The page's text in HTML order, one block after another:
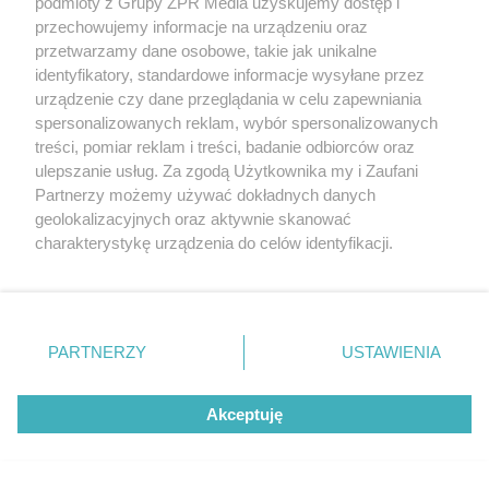
o tym problemie. Sposób na
pociemniałą biżuterię
ZOBACZ WIĘCEJ
przechowujemy informacje na urządzeniu oraz
przetwarzamy dane osobowe, takie jak unikalne
identyfikatory, standardowe informacje wysyłane przez
urządzenie czy dane przeglądania w celu zapewniania
spersonalizowanych reklam, wybór spersonalizowanych
treści, pomiar reklam i treści, badanie odbiorców oraz
ulepszanie usług. Za zgodą Użytkownika my i Zaufani
Partnerzy możemy używać dokładnych danych
geolokalizacyjnych oraz aktywnie skanować
charakterystykę urządzenia do celów identyfikacji.
zmienić/wycofać klikając przycisk ustawień prywatności
znajdujący się w lewym dolnym rogu strony
rodzaje przetwarzania danych nie wymagają zgody
użytkownika, ale masz prawo sprzeciwić się takiemu
przetwarzaniu. Preferencje będą miały zastosowanie tylko
PARTNERZY USTAWIENIA
Akceptuję